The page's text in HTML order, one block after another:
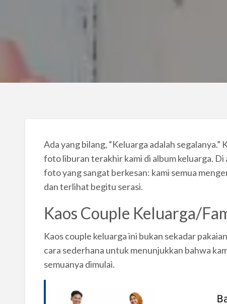
Ada yang bilang, “Keluarga adalah
foto liburan terakhir kami di album keluarga.
foto yang sangat berkesan: kami semua
dan terlihat begitu serasi.
Kaos Couple Keluarga/
Kaos couple keluarga ini bukan sekadar
cara sederhana untuk menunjukkan bahwa
semuanya dimulai.